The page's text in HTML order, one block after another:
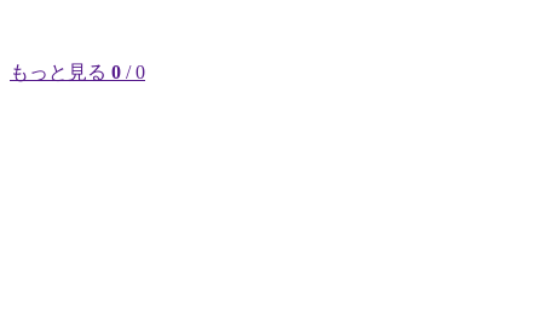
もっと見る 0 / 0